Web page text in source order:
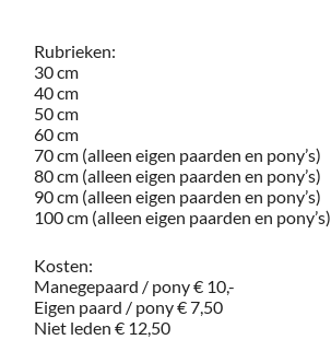
Rubrieken:
30 cm
40 cm
50 cm
60 cm
70 cm (alleen eigen paarden en pony’s)
80 cm (alleen eigen paarden en pony’s)
90 cm (alleen eigen paarden en pony’s)
100 cm (alleen eigen paarden en pony’s)
Kosten:
Manegepaard / pony € 10,-
Eigen paard / pony € 7,50
Niet leden € 12,50